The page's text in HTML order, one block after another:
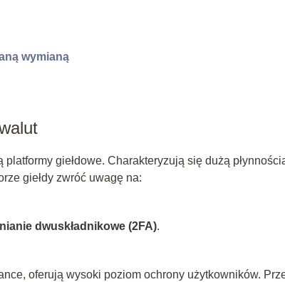
wymianą
platformy giełdowe. Charakteryzują się dużą
giełdy zwróć uwagę na:
dwuskładnikowe (2FA).
oferują wysoki poziom ochrony użytkowników.